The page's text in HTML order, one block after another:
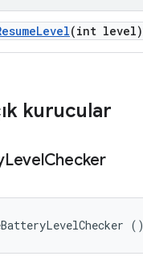
Level(int level)
kurucular
LevelChecker
()